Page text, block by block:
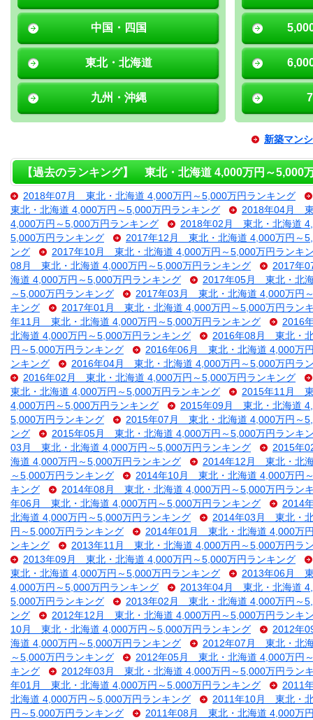
中国・四国
東北・北海道
九州・沖縄
新築マン
【過去のランキング】 東北・北海道 4,000万円～5,000
2018年07月 東北・北海道 4,000万円～5,000万円ランキング
東北・北海道 4,000万円～5,000万円ランキング
2018年04月 東
4,000万円～5,000万円ランキング
2018年02月 東北・北海道
5,000万円ランキング
2017年12月 東北・北海道 4,000万円～
ング
2017年10月 東北・北海道 4,000万円～5,000万円ランキ
08月 東北・北海道 4,000万円～5,000万円ランキング
2017年
海道 4,000万円～5,000万円ランキング
2017年05月 東北・北
～5,000万円ランキング
2017年03月 東北・北海道 4,000万円
キング
2017年01月 東北・北海道 4,000万円～5,000万円ラン
年11月 東北・北海道 4,000万円～5,000万円ランキング
2016
北海道 4,000万円～5,000万円ランキング
2016年08月 東北・
円～5,000万円ランキング
2016年06月 東北・北海道 4,000万
ンキング
2016年04月 東北・北海道 4,000万円～5,000万円ラ
2016年02月 東北・北海道 4,000万円～5,000万円ランキング
東北・北海道 4,000万円～5,000万円ランキング
2015年11月 東
4,000万円～5,000万円ランキング
2015年09月 東北・北海道
5,000万円ランキング
2015年07月 東北・北海道 4,000万円～
ング
2015年05月 東北・北海道 4,000万円～5,000万円ランキ
03月 東北・北海道 4,000万円～5,000万円ランキング
2015年
海道 4,000万円～5,000万円ランキング
2014年12月 東北・北
～5,000万円ランキング
2014年10月 東北・北海道 4,000万円
キング
2014年08月 東北・北海道 4,000万円～5,000万円ラン
年06月 東北・北海道 4,000万円～5,000万円ランキング
2014
北海道 4,000万円～5,000万円ランキング
2014年03月 東北・
円～5,000万円ランキング
2014年01月 東北・北海道 4,000万
ンキング
2013年11月 東北・北海道 4,000万円～5,000万円ラ
2013年09月 東北・北海道 4,000万円～5,000万円ランキング
東北・北海道 4,000万円～5,000万円ランキング
2013年06月 東
4,000万円～5,000万円ランキング
2013年04月 東北・北海道
5,000万円ランキング
2013年02月 東北・北海道 4,000万円～
ング
2012年12月 東北・北海道 4,000万円～5,000万円ランキ
10月 東北・北海道 4,000万円～5,000万円ランキング
2012年
海道 4,000万円～5,000万円ランキング
2012年07月 東北・北
～5,000万円ランキング
2012年05月 東北・北海道 4,000万円
キング
2012年03月 東北・北海道 4,000万円～5,000万円ラン
年01月 東北・北海道 4,000万円～5,000万円ランキング
2011
北海道 4,000万円～5,000万円ランキング
2011年10月 東北・
円～5,000万円ランキング
2011年08月 東北・北海道 4,000万